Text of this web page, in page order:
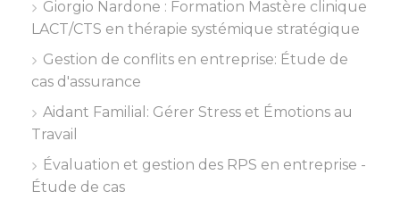
Giorgio Nardone : Formation Mastère clinique
LACT/CTS en thérapie systémique stratégique
Gestion de conflits en entreprise: Étude de
cas d'assurance
Aidant Familial: Gérer Stress et Émotions au
Travail
Évaluation et gestion des RPS en entreprise -
Étude de cas